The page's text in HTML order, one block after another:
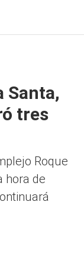
Santa,
tres
Roque
hora de